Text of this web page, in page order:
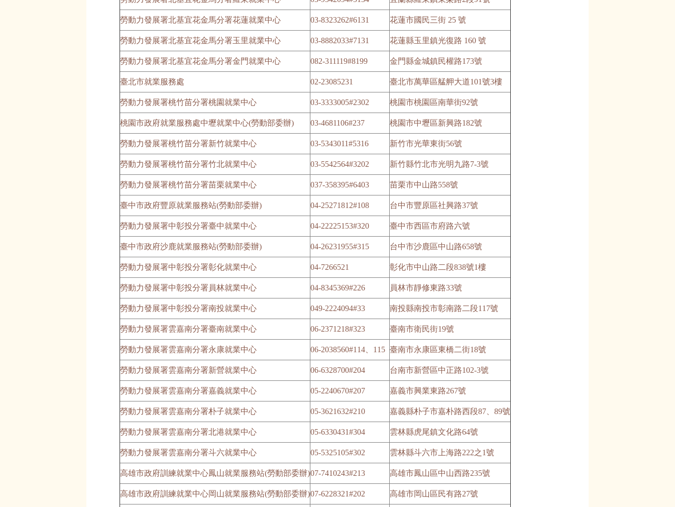
勞動力發展署北基宜花金馬分署花蓮就業中心 03-8323262#6131 花蓮市國民三街 25 號
勞動力發展署北基宜花金馬分署玉里就業中心 03-8882033#7131 花蓮縣玉里鎮光復路 160 號
勞動力發展署北基宜花金馬分署金門就業中心 082-311119#8199 金門縣金城鎮民權路173號
臺北市就業服務處 02-23085231 臺北市萬華區艋舺大道101號3樓
勞動力發展署桃竹苗分署桃園就業中心 03-3333005#2302 桃園市桃園區南華街92號
桃園市政府就業服務處中壢就業中心(勞動部委辦) 03-4681106#237 桃園市中壢區新興路182號
勞動力發展署桃竹苗分署新竹就業中心 03-5343011#5316 新竹市光華東街56號
勞動力發展署桃竹苗分署竹北就業中心 03-5542564#3202 新竹縣竹北市光明九路7-3號
勞動力發展署桃竹苗分署苗栗就業中心 037-358395#6403 苗栗市中山路558號
臺中市政府豐原就業服務站(勞動部委辦) 04-25271812#108 台中市豐原區社興路37號
勞動力發展署中彰投分署臺中就業中心 04-22225153#320 臺中市西區市府路六號
臺中市政府沙鹿就業服務站(勞動部委辦) 04-26231955#315 台中市沙鹿區中山路658號
勞動力發展署中彰投分署彰化就業中心 04-7266521 彰化市中山路二段838號1樓
勞動力發展署中彰投分署員林就業中心 04-8345369#226 員林市靜修東路33號
勞動力發展署中彰投分署南投就業中心 049-2224094#33 南投縣南投市彰南路二段117號
勞動力發展署雲嘉南分署臺南就業中心 06-2371218#323 臺南市衛民街19號
勞動力發展署雲嘉南分署永康就業中心 06-2038560#114、115 臺南市永康區東橋二街18號
勞動力發展署雲嘉南分署新營就業中心 06-6328700#204 台南市新營區中正路102-3號
勞動力發展署雲嘉南分署嘉義就業中心 05-2240670#207 嘉義市興業東路267號
勞動力發展署雲嘉南分署朴子就業中心 05-3621632#210 嘉義縣朴子市嘉朴路西段87、89號
勞動力發展署雲嘉南分署北港就業中心 05-6330431#304 雲林縣虎尾鎮文化路64號
勞動力發展署雲嘉南分署斗六就業中心 05-5325105#302 雲林縣斗六市上海路222之1號
高雄市政府訓練就業中心鳳山就業服務站(勞動部委辦)07-7410243#213 高雄市鳳山區中山西路235號
高雄市政府訓練就業中心岡山就業服務站(勞動部委辦)07-6228321#202 高雄市岡山區民有路27號